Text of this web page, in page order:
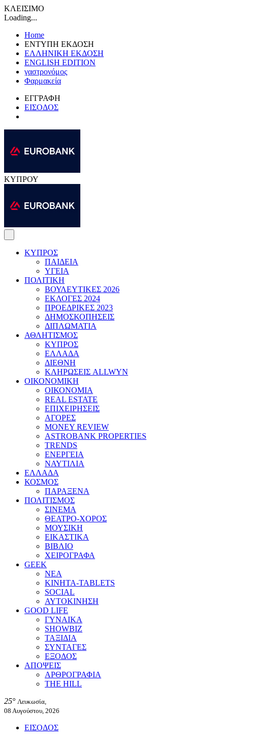
ΚΛΕΙΣΙΜΟ
Loading...
Home
ΕΝΤΥΠΗ ΕΚΔΟΣΗ
ΕΛΛΗΝΙΚΗ ΕΚΔΟΣΗ
ENGLISH EDITION
γαστρονόμος
Φαρμακεία
ΕΓΓΡΑΦΗ
ΕΙΣΟΔΟΣ
ΚΥΠΡΟΥ
ΚΥΠΡΟΣ
ΠΑΙΔΕΙΑ
ΥΓΕΙΑ
ΠΟΛΙΤΙΚΗ
ΒΟΥΛΕΥΤΙΚΕΣ 2026
ΕΚΛΟΓΕΣ 2024
ΠΡΟΕΔΡΙΚΕΣ 2023
ΔΗΜΟΣΚΟΠΗΣΕΙΣ
ΔΙΠΛΩΜΑΤΙΑ
ΑΘΛΗΤΙΣΜΟΣ
ΚΥΠΡΟΣ
ΕΛΛΑΔΑ
ΔΙΕΘΝΗ
ΚΛΗΡΩΣΕΙΣ ALLWYN
ΟΙΚΟΝΟΜΙΚΗ
ΟΙΚΟΝΟΜΙΑ
REAL ESTATE
ΕΠΙΧΕΙΡΗΣΕΙΣ
ΑΓΟΡΕΣ
MONEY REVIEW
ASTROBANK PROPERTIES
TRENDS
ΕΝΕΡΓΕΙΑ
ΝΑΥΤΙΛΙΑ
ΕΛΛΑΔΑ
ΚΟΣΜΟΣ
ΠΑΡΑΞΕΝΑ
ΠΟΛΙΤΙΣΜΟΣ
ΣΙΝΕΜΑ
ΘΕΑΤΡΟ-ΧΟΡΟΣ
ΜΟΥΣΙΚΗ
ΕΙΚΑΣΤΙΚΑ
ΒΙΒΛΙΟ
ΧΕΙΡΟΓΡΑΦΑ
GEEK
ΝΕΑ
ΚΙΝΗΤΑ-TABLETS
SOCIAL
ΑΥΤΟΚΙΝΗΣΗ
GOOD LIFE
ΓΥΝΑΙΚΑ
SHOWBIZ
ΤΑΞΙΔΙΑ
ΣΥΝΤΑΓΕΣ
ΕΞΟΔΟΣ
ΑΠΟΨΕΙΣ
ΑΡΘΡΟΓΡΑΦΙΑ
THE HILL
25° Λευκωσία,
08 Αυγούστου, 2026
ΕΙΣΟΔΟΣ